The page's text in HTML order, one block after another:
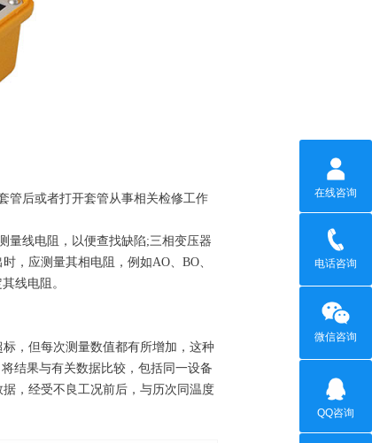
后或者打开套管从事相关检修工作
线电阻，以便查找缺陷;三相变压器
，应测量其相电阻，例如AO、BO、
线电阻。
，但每次测量数值都有所增加，这种
结果与有关数据比较，包括同一设备
，经受不良工况前后，与历次同温度
在线咨询
电话咨询
微信咨询
QQ咨询